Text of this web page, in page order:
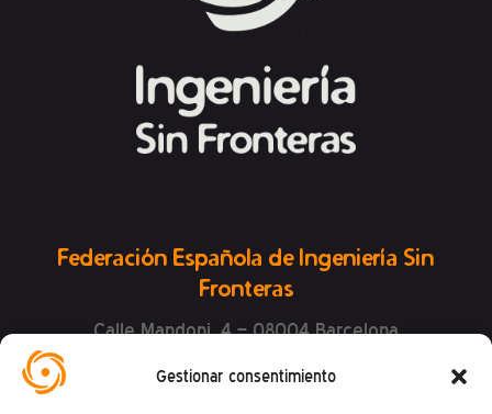
Gestionar consentimiento
Federación Española de Ingeniería Sin
Fronteras
Calle Mandoni, 4 – 08004 Barcelona